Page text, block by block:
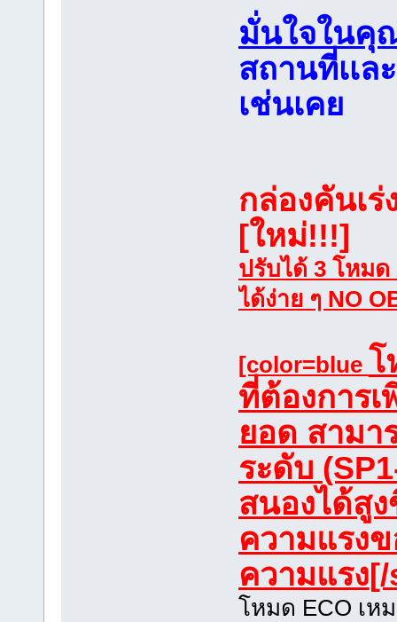
มั่นใจใน
สถานที่เเ
เช่นเคย
กล่องคันเร่
[ใหม่!!!]
ปรับได้ 3 โหมด
ได้ง่าย ๆ NO
[color=blue โ
ที่ต้องการ
ยอด สามา
ระดับ
สนองได้สู
ความแรง
ความแรง[/
โหมด ECO เห